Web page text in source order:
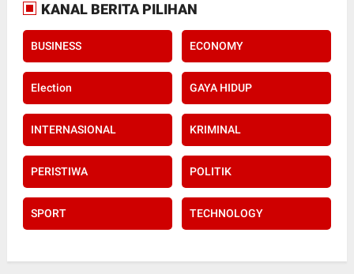
KANAL BERITA PILIHAN
BUSINESS ECONOMY
Election GAYA HIDUP
INTERNASIONAL KRIMINAL
PERISTIWA POLITIK
SPORT TECHNOLOGY